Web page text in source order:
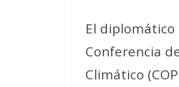
El diplomático
Conferencia
Climático